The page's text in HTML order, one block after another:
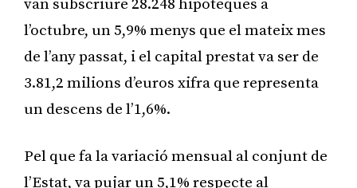
van subscriure 28.248 hipoteques a
l’octubre, un 5,9% menys que el mateix mes
de l’any passat, i el capital prestat va ser de
3.81,2 milions d’euros xifra que representa
un descens de l’1,6%.
Pel que fa la variació mensual al conjunt de
l’Estat, va pujar un 5,1% respecte al